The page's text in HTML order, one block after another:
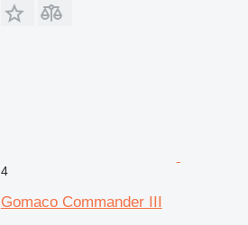
4
Gomaco Commander III